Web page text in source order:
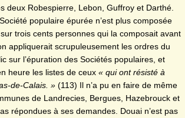
deux Robespierre, Lebon, Guffroy et Darthé.
populaire épurée n’est plus composée
trois cents personnes qui la composait avant
appliquerait scrupuleusement les ordres du
sur l’épuration des Sociétés populaires, et
heure les listes de ceux « qui ont résisté à
de-Calais. » (113) Il n’a pu en faire de même
de Landrecies, Bergues, Hazebrouck et
répondues à ses demandes. Douai n’est pas